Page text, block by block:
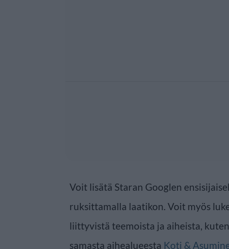
Voit lisätä Staran Googlen
ruksittamalla laatikon. Voit myös
liittyvistä teemoista ja aiheista, kuten
samasta aihealueesta Koti &